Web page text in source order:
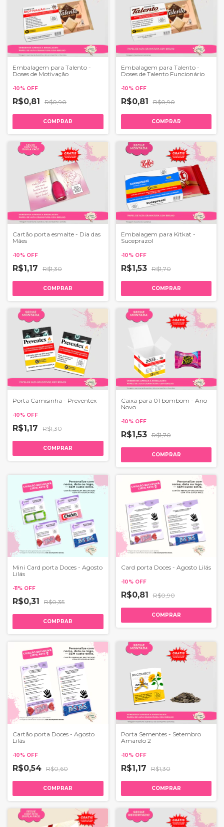
Embalagem para Talento -
Doses de Motivação
-10% OFF
R$0,81 R$0,90
COMPRAR
Embalagem para Talento -
Doses de Talento Funcionário
-10% OFF
R$0,81 R$0,90
COMPRAR
Cartão porta esmalte - Dia das
Mães
-10% OFF
R$1,17 R$1,30
COMPRAR
Embalagem para Kitkat -
Suceprazol
-10% OFF
R$1,53 R$1,70
COMPRAR
Porta Camisinha - Preventex
-10% OFF
R$1,17 R$1,30
COMPRAR
Caixa para 01 bombom - Ano
Novo
-10% OFF
R$1,53 R$1,70
COMPRAR
Mini Card porta Doces - Agosto
Lilás
-11 % OFF
R$0,31 R$0,35
COMPRAR
Card porta Doces - Agosto Lilás
-10% OFF
R$0,81 R$0,90
COMPRAR
Cartão porta Doces - Agosto
Lilás
-10% OFF
R$0,54 R$0,60
COMPRAR
Porta Sementes - Setembro
Amarelo 2
-10% OFF
R$1,17 R$1,30
COMPRAR